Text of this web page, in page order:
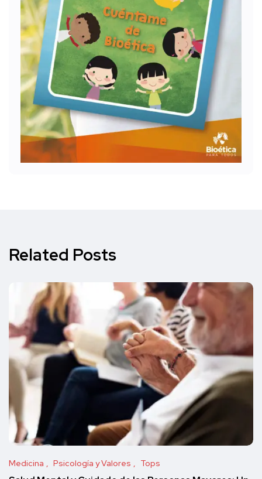
Related Posts
Medicina Psicología y Valores Tops